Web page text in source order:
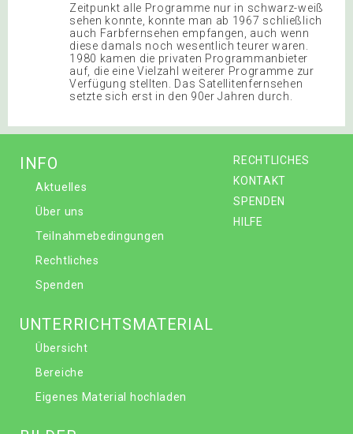
Zeitpunkt alle Programme nur in schwarz-weiß
sehen konnte, konnte man ab 1967 schließlich
auch Farbfernsehen empfangen, auch wenn
diese damals noch wesentlich teurer waren.
1980 kamen die privaten Programmanbieter
auf, die eine Vielzahl weiterer Programme zur
Verfügung stellten. Das Satellitenfernsehen
setzte sich erst in den 90er Jahren durch.
RECHTLICHES
KONTAKT
SPENDEN
HILFE
INFO
Aktuelles
Über uns
Teilnahmebedingungen
Rechtliches
Spenden
UNTERRICHTSMATERIAL
Übersicht
Bereiche
Eigenes Material hochladen